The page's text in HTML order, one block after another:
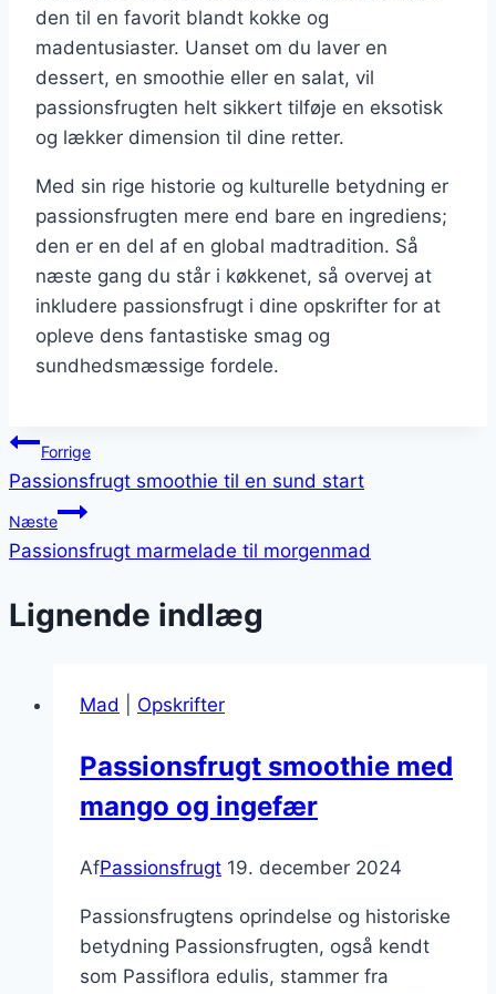
den til en favorit blandt kokke og
madentusiaster. Uanset om du laver en
dessert, en smoothie eller en salat, vil
passionsfrugten helt sikkert tilføje en eksotisk
og lækker dimension til dine retter.
Med sin rige historie og kulturelle betydning er
passionsfrugten mere end bare en ingrediens;
den er en del af en global madtradition. Så
næste gang du står i køkkenet, så overvej at
inkludere passionsfrugt i dine opskrifter for at
opleve dens fantastiske smag og
sundhedsmæssige fordele.
Indlægsnavigation
Forrige
Passionsfrugt smoothie til en sund start
Næste
Passionsfrugt marmelade til morgenmad
Lignende indlæg
Mad Opskrifter
Passionsfrugt smoothie med
mango og ingefær
AfPassionsfrugt 19. december 2024
Passionsfrugtens oprindelse og historiske
betydning Passionsfrugten, også kendt
som Passiflora edulis, stammer fra